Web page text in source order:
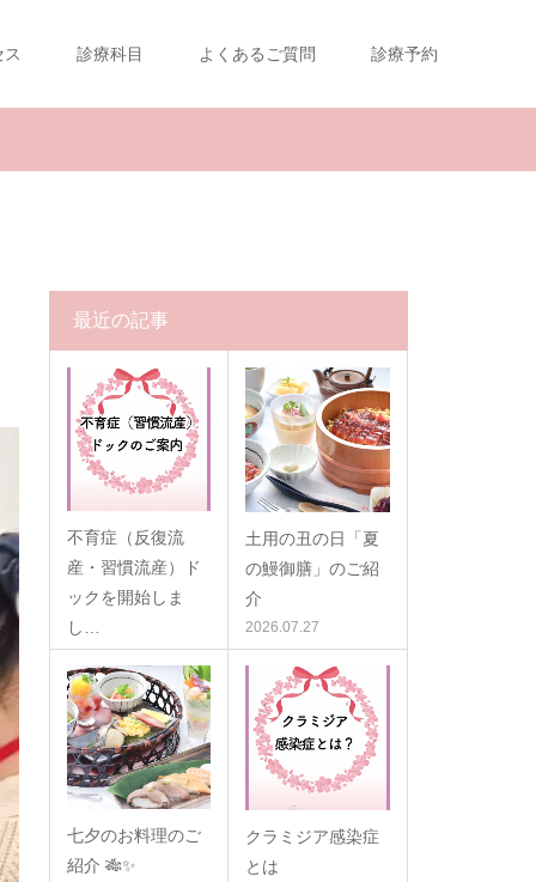
診療科目 よくあるご質問 診療予約
最近の記事
不育症（反復流
産・習慣流産）ド
ックを開始しま
し…
土用の丑の日「夏
の鰻御膳」のご紹
介
2026.07.27
七夕のお料理のご
紹介 🎋✨
クラミジア感染症
とは